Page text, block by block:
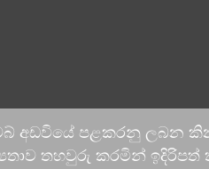
වෙබ් අඩවියේ පළකරනු
තහවුරු කරමින් ඉදිරිපත්